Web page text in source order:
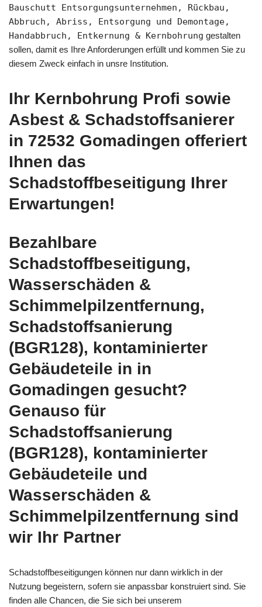
Bauschutt Entsorgungsunternehmen, Rückbau,
Abbruch, Abriss, Entsorgung und Demontage,
Handabbruch, Entkernung & Kernbohrung gestalten
sollen, damit es Ihre Anforderungen erfüllt und kommen Sie zu
diesem Zweck einfach in unsre Institution.
Ihr Kernbohrung Profi sowie
Asbest & Schadstoffsanierer
in 72532 Gomadingen offeriert
Ihnen das
Schadstoffbeseitigung Ihrer
Erwartungen!
Bezahlbare
Schadstoffbeseitigung,
Wasserschäden &
Schimmelpilzentfernung,
Schadstoffsanierung
(BGR128), kontaminierter
Gebäudeteile in in
Gomadingen gesucht?
Genauso für
Schadstoffsanierung
(BGR128), kontaminierter
Gebäudeteile und
Wasserschäden &
Schimmelpilzentfernung sind
wir Ihr Partner
Schadstoffbeseitigungen können nur dann wirklich in der
Nutzung begeistern, sofern sie anpassbar konstruiert sind. Sie
finden alle Chancen, die Sie sich bei unserem